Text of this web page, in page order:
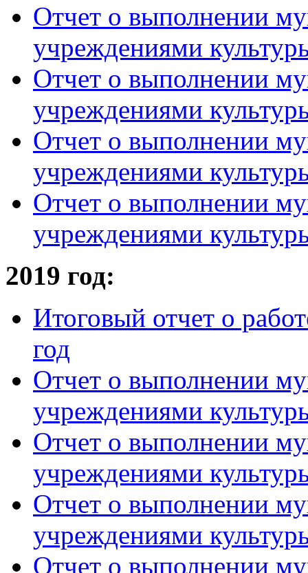
Отчет о выполнении
учреждениями
Отчет о выполнении
учреждениями
Отчет о выполнении
учреждениями
Отчет о выполнении
учреждениями
2019 год:
Итоговый отчет о
год
Отчет о выполнении
учреждениями
Отчет о выполнении
учреждениями
Отчет о выполнении
учреждениями
Отчет о выполнении